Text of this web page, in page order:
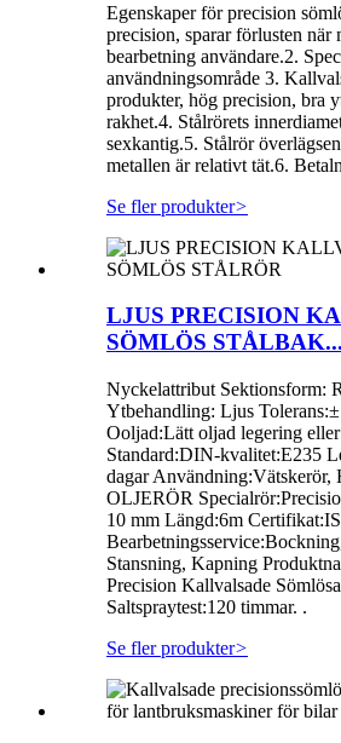
Egenskaper för precision
precision, sparar förlusten när
bearbetning användare.2.
användningsområde 3.
produkter, hög precision, bra
rakhet.4. Stålrörets
sexkantig.5. Stålrör
metallen är relativt tät.6.
Se fler produkter>
LJUS PRECISION
SÖMLÖS STÅLBAK...
Nyckelattribut Sektionsform:
Ytbehandling: Ljus
Ooljad:Lätt oljad legering
Standard:DIN-kvalitet:E235
dagar Användning:Vätskerör,
OLJERÖR
10 mm Längd:6m
Stansning, Kapning
Precision Kallvalsade
Saltspraytest:120 timmar. .
Se fler produkter>